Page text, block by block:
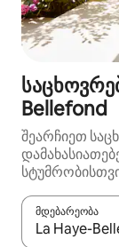
Bellefond
შეარჩიეთ
მდებარეობა
როცა